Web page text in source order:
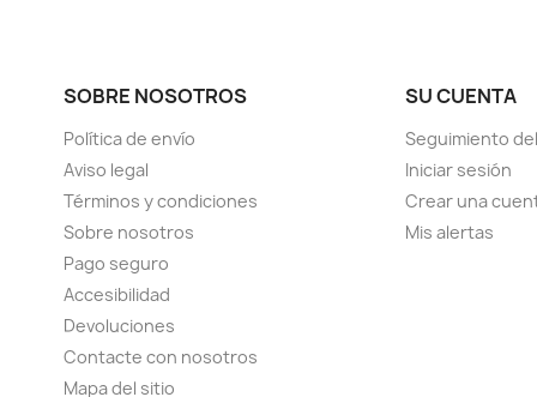
SOBRE NOSOTROS
Política de envío
Aviso legal
Términos y condiciones
Sobre nosotros
Pago seguro
Accesibilidad
Devoluciones
Contacte con nosotros
Mapa del sitio
SU CUENTA
Seguimiento
Iniciar sesión
Crear una
Mis alertas